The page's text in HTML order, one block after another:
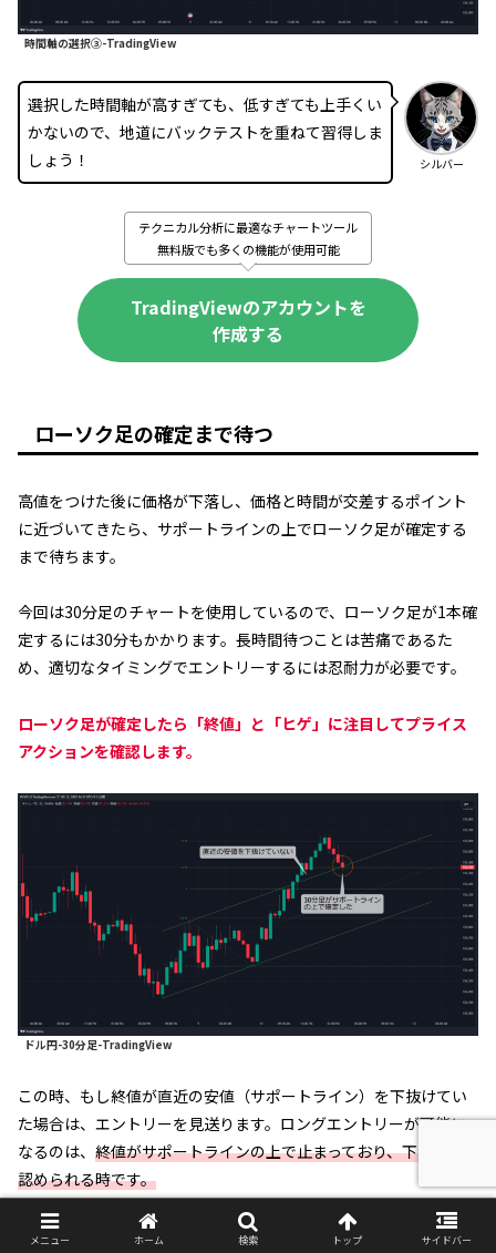
時間軸の選択③-TradingView
シルバー
選択した時間軸が高すぎても、低すぎても上手くい
かないので、地道にバックテストを重ねて習得しま
しょう！
テクニカル分析に最適なチャートツール
無料版でも多くの機能が使用可能
TradingViewのアカウントを
作成する
ローソク足の確定まで待つ
高値をつけた後に価格が下落し、価格と時間が交差するポイント
に近づいてきたら、サポートラインの上でローソク足が確定する
まで待ちます。
今回は30分足のチャートを使用しているので、ローソク足が1本確
定するには30分もかかります。長時間待つことは苦痛であるた
め、適切なタイミングでエントリーするには忍耐力が必要です。
ローソク足が確定したら「終値」と「ヒゲ」に注目してプライス
アクションを確認します。
ドル円-30分足-TradingView
この時、もし終値が直近の安値（サポートライン）を下抜けてい
た場合は、エントリーを見送ります。ロングエントリーが可能に
なるのは、 終値がサポートラインの上で止まっており、下ヒゲが
認められる時です。
プライスアクションに関しては、下位足のセットア
メニュー ホーム 検索 トップ サイドバー